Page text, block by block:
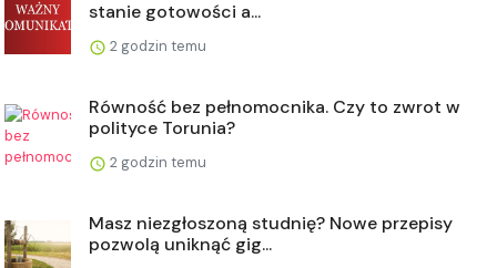
stanie gotowości a...
2 godzin temu
Równość bez pełnomocnika. Czy to zwrot w
polityce Torunia?
2 godzin temu
Masz niezgłoszoną studnię? Nowe przepisy
pozwolą uniknąć gig...